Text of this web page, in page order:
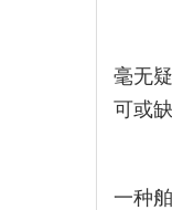
毫无
可或
一种